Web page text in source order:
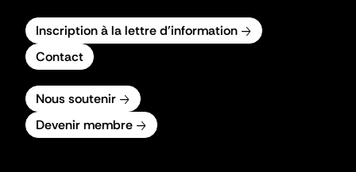
Inscription à la lettre d'information
Contact
Nous soutenir
Devenir membre